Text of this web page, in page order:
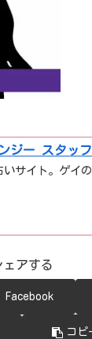
ジー スタッフ
いサイト。ゲイ
ェアする
Facebook
コピ